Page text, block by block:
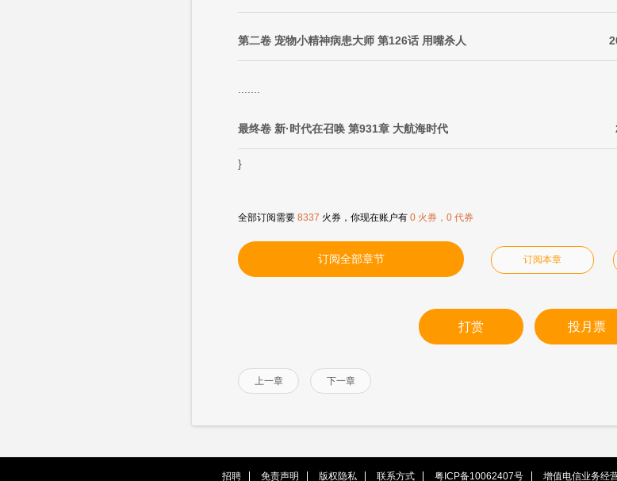
第二卷 宠物小精神病患大师 第126话 用嘴杀人
最终卷 新·时代在召唤 第931章 大航海时代
}
全部订阅需要 8337 火券，你现在账户有 0 火券，0 代券
订阅全部章节 订阅本章
打赏 投月票
上一章 下一章
招聘 免责声明 版权隐私 联系方式 粤ICP备10062407号 增值电信业务经